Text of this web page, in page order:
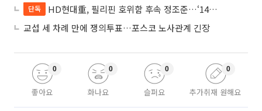
단독
HD현대重, 필리핀 호위함 후속 정조준…‘14척+α’ 싹쓸이 노린다
교섭 세 차례 만에 쟁의투표…포스코 노사관계 긴장
좋아요
0
화나요
0
슬퍼요
0
추가취재 원해요
0